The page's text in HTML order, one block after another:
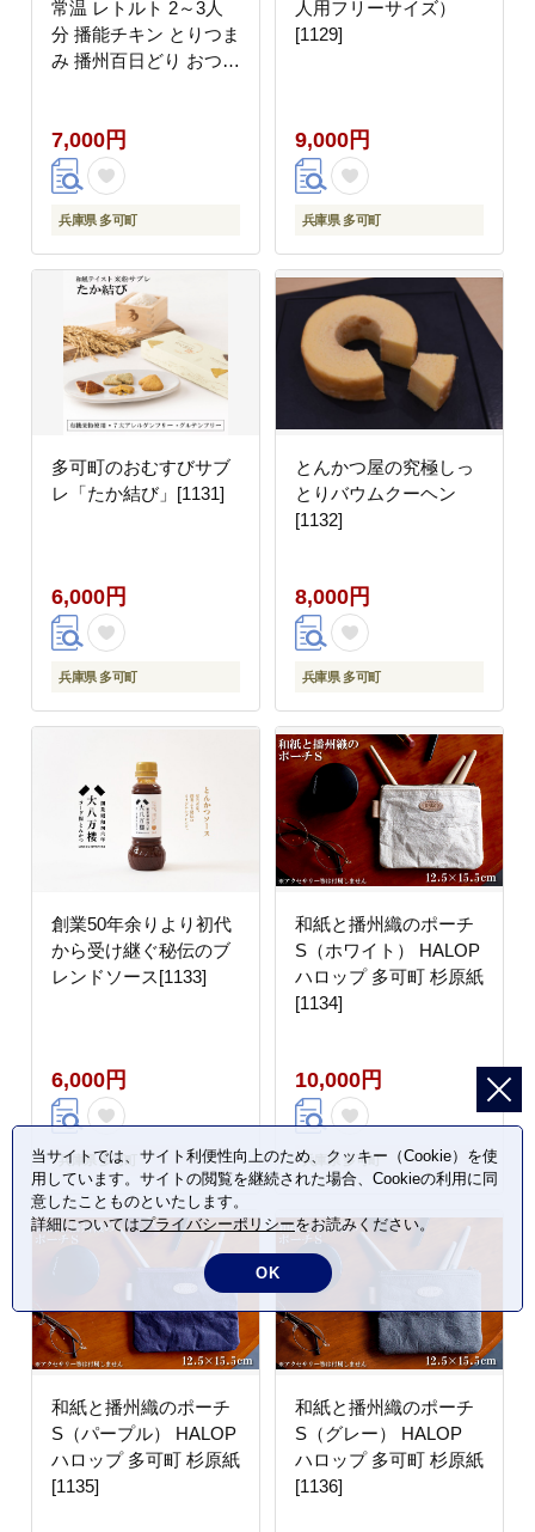
常温 レトルト 2～3人
分 播能チキン とりつま
み 播州百日どり おつま
7,000円
兵庫県 多可町
人用フリーサイズ）
[1129]
9,000円
兵庫県 多可町
多可町のおむすびサブ
レ「たか結び」[1131]
6,000円
兵庫県 多可町
とんかつ屋の究極しっ
とりバウムクーヘン
[1132]
8,000円
兵庫県 多可町
創業50年余りより初代
から受け継ぐ秘伝のブ
レンドソース[1133]
6,000円
兵庫県 多可町
和紙と播州織のポーチ
S（ホワイト） HALOP
ハロップ 多可町 杉原紙
[1134]
10,000円
兵庫県 多可町
和紙と播州織のポーチ
S（パープル） HALOP
ハロップ 多可町 杉原紙
[1135]
和紙と播州織のポーチ
S（グレー） HALOP
ハロップ 多可町 杉原紙
[1136]
当サイトでは、サイト利便性向上のため、クッキー（Cookie）を使
用しています。サイトの閲覧を継続された場合、Cookieの利用に同
意したことものといたします。
詳細についてはプライバシーポリシーをお読みください。
OK